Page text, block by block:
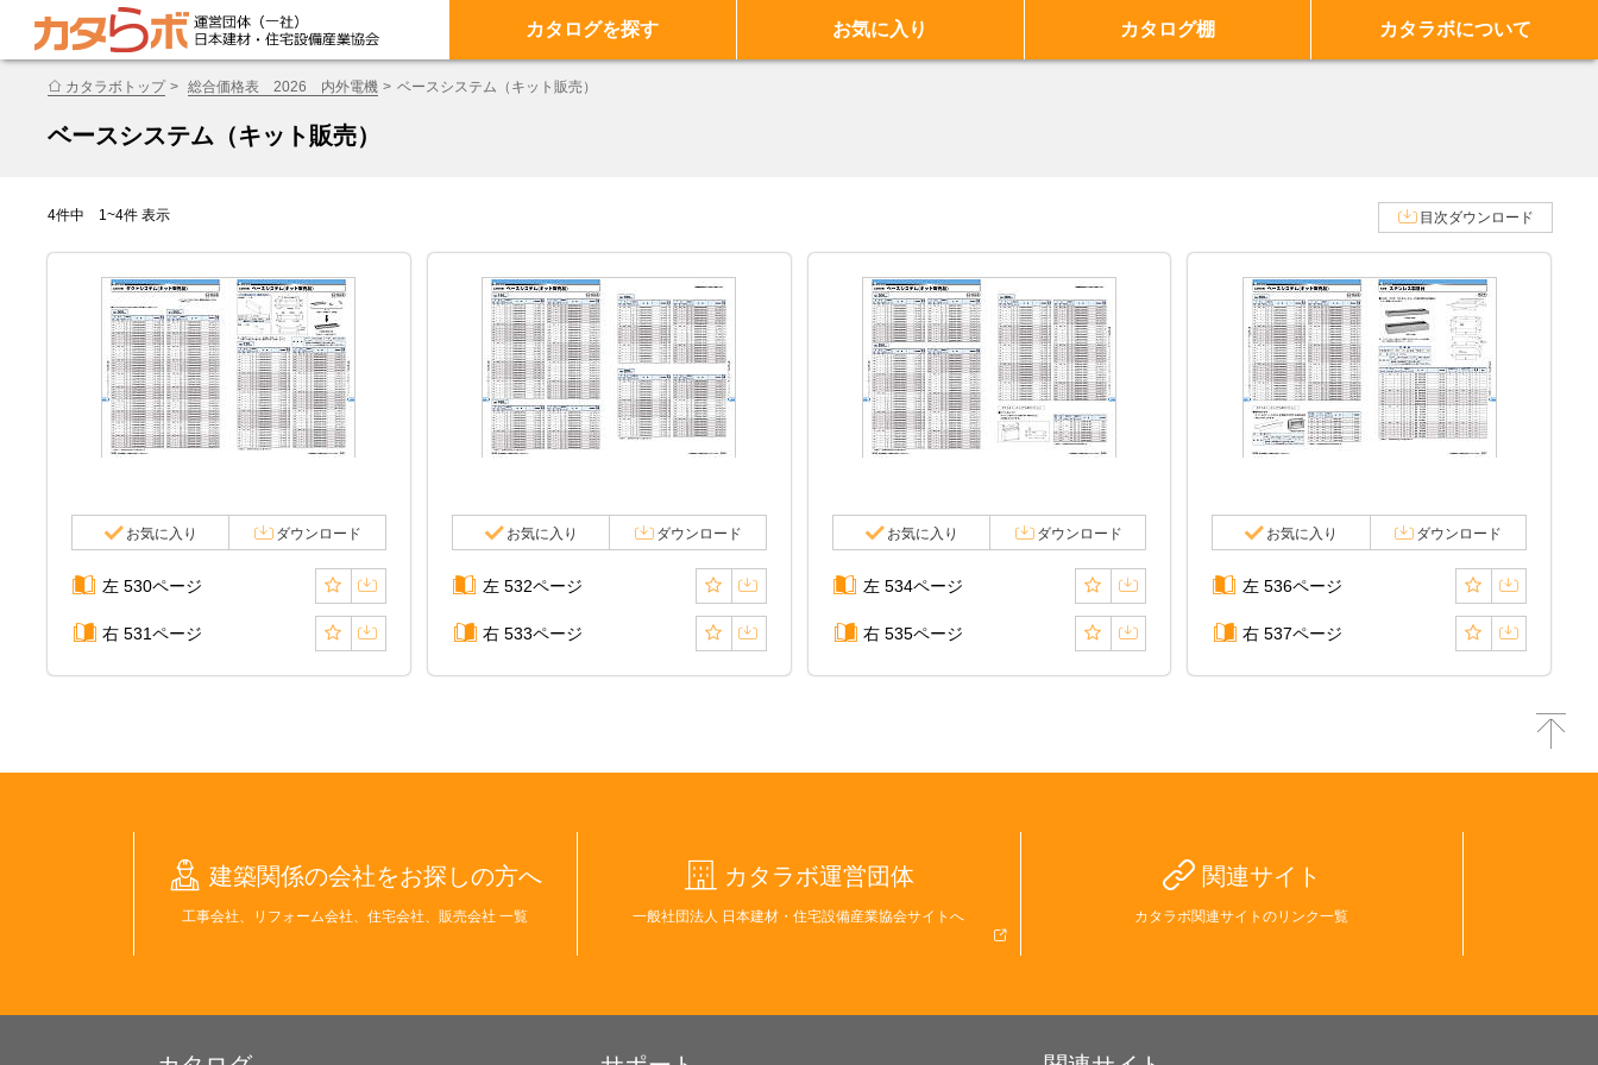
カタログを探す お気に入り カタログ棚 カタラボについて
カタラボトップ 総合価格表 2026 内外電機 ベースシステム（キット販売）
ベースシステム（キット販売）
4件中 1~4件 表示 目次ダウンロード
お気に入り ダウンロード
左 530ページ
右 531ページ
お気に入り ダウンロード
左 532ページ
右 533ページ
お気に入り ダウンロード
左 534ページ
右 535ページ
お気に入り ダウンロード
左 536ページ
右 537ページ
建築関係の会社をお探しの方へ
工事会社、リフォーム会社、住宅会社、販売会社 一覧
カタラボ運営団体
一般社団法人 日本建材・住宅設備産業協会サイトへ
関連サイト
カタラボ関連サイトのリンク一覧